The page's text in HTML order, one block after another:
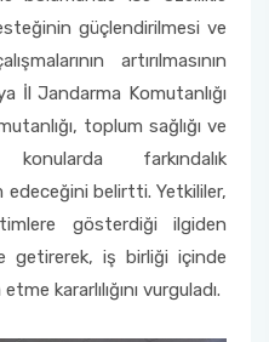
güçlendirilmesi ve
artırılmasının
İl Jandarma Komutanlığı
toplum sağlığı ve
farkındalık
belirtti. Yetkililer,
gösterdiği ilgiden
getirerek, iş birliği içinde
kararlılığını vurguladı.